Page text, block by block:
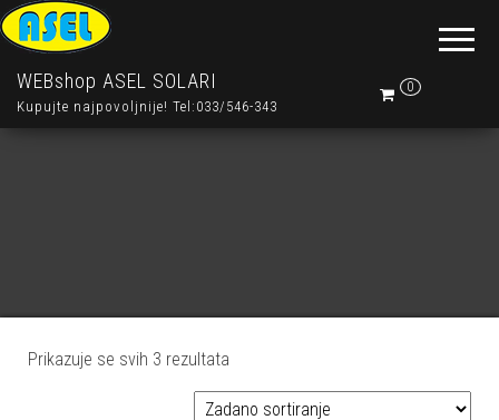
WEBshop ASEL SOLARI
Kupujte najpovoljnije! Tel:033/546-343
0
Prikazuje se svih 3 rezultata